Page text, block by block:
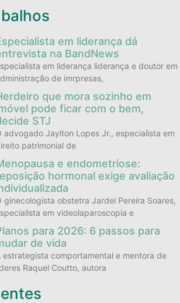
em liderança dá
na BandNews
em liderança liderança e doutor em
de imrpresas,
que mora sozinho em
pode ficar com o bem,
STJ
advogado Jaylton Lopes Jr., especialista em
patrimonial de
e endometriose:
hormonal exige avaliação
ginecologista obstetra Jardel Pereira Soares,
em videolaparoscopia e
para 2026: 6 passos para
de vida
estrategista comportamental e mentora de
Raquel Coutto, autora